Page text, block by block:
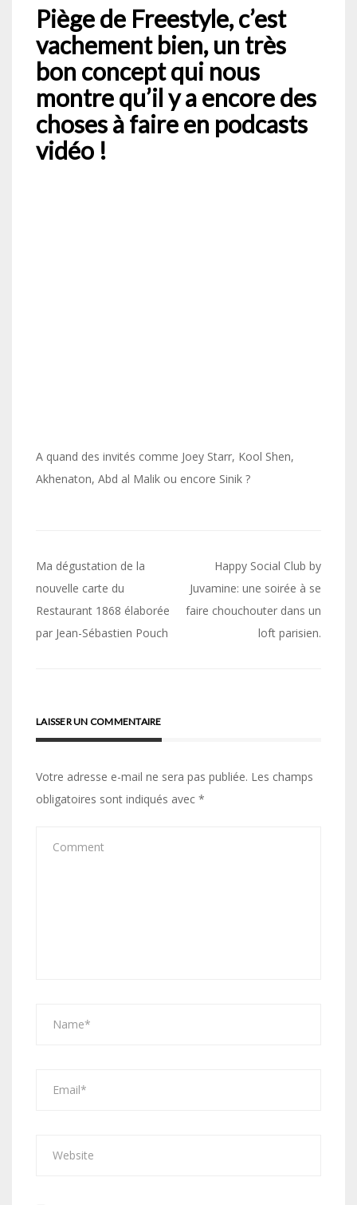
Piège de Freestyle, c’est
vachement bien, un très
bon concept qui nous
montre qu’il y a encore des
choses à faire en podcasts
vidéo !
A quand des invités comme Joey Starr, Kool Shen,
Akhenaton, Abd al Malik ou encore Sinik ?
Navigation
de
l’article
Ma dégustation de la
nouvelle carte du
Restaurant 1868 élaborée
par Jean-Sébastien Pouch
Happy Social Club by
Juvamine: une soirée à se
faire chouchouter dans un
loft parisien.
LAISSER UN COMMENTAIRE
Votre adresse e-mail ne sera pas publiée. Les champs
obligatoires sont indiqués avec *